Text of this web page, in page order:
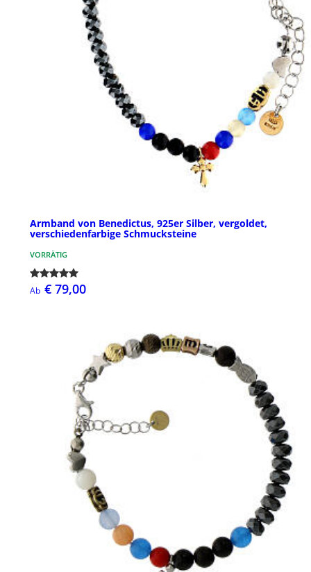
Armband von Benedictus, 925er Silber, vergoldet,
verschiedenfarbige Schmucksteine
VORRÄTIG
Ab € 79,00